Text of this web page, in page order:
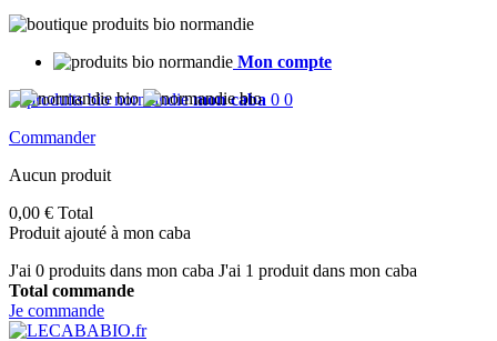
Mon compte
mon caba 0 0
Commander
Aucun produit
0,00 € Total
Produit ajouté à mon caba
J'ai 0 produits dans mon caba J'ai 1 produit dans mon caba
Total commande
Je commande